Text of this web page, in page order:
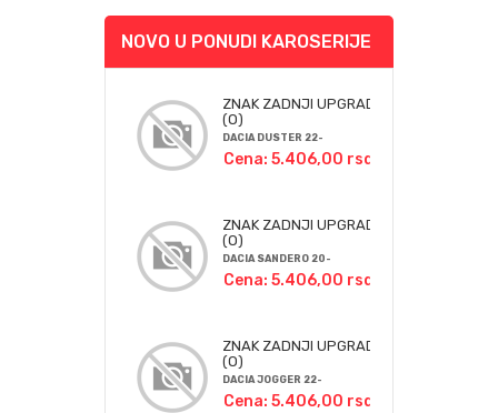
NOVO U PONUDI KAROSERIJE
ZNAK ZADNJI UPGRADE
(O)
DACIA DUSTER 22-
Cena: 5.406,00 rsd
ZNAK ZADNJI UPGRADE
(O)
DACIA SANDERO 20-
Cena: 5.406,00 rsd
ZNAK ZADNJI UPGRADE
(O)
DACIA JOGGER 22-
Cena: 5.406,00 rsd